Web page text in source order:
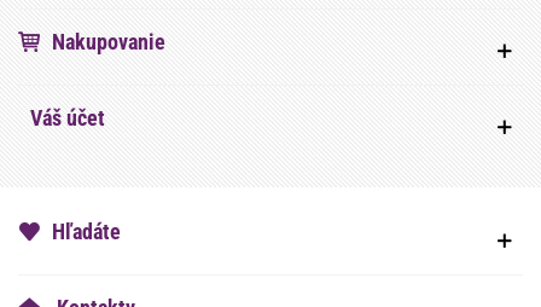
Nakupovanie
Váš účet
Hľadáte